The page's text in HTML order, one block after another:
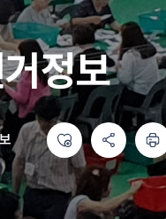
정보